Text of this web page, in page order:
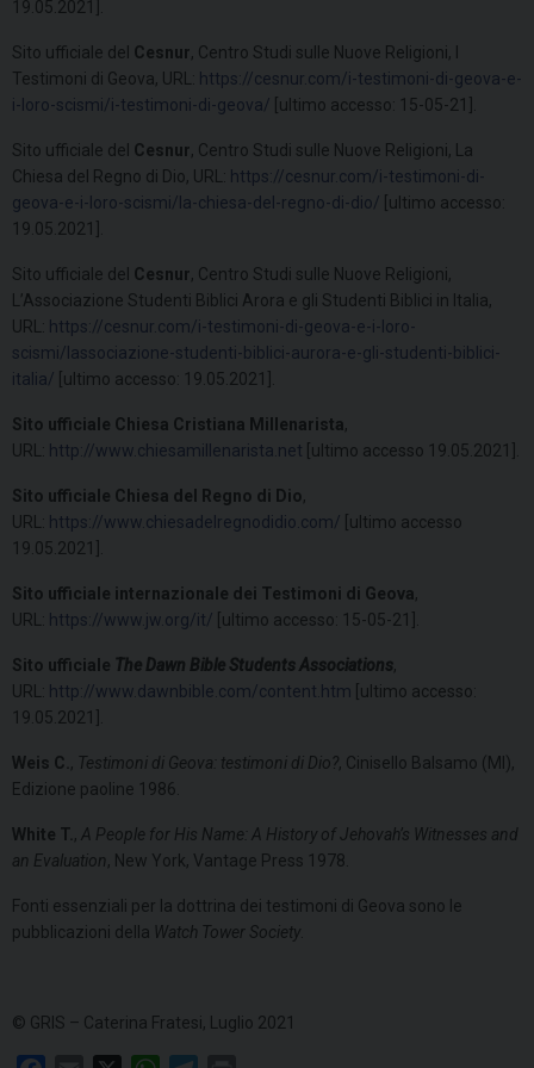
19.05.2021].
Sito ufficiale del Cesnur, Centro Studi sulle Nuove Religioni, I
Testimoni di Geova, URL: https://cesnur.com/i-testimoni-di-geova-e-
i-loro-scismi/i-testimoni-di-geova/ [ultimo accesso: 15-05-21].
Sito ufficiale del Cesnur, Centro Studi sulle Nuove Religioni, La
Chiesa del Regno di Dio, URL: https://cesnur.com/i-testimoni-di-
geova-e-i-loro-scismi/la-chiesa-del-regno-di-dio/ [ultimo accesso:
19.05.2021].
Sito ufficiale del Cesnur, Centro Studi sulle Nuove Religioni,
L’Associazione Studenti Biblici Arora e gli Studenti Biblici in Italia,
URL: https://cesnur.com/i-testimoni-di-geova-e-i-loro-
scismi/lassociazione-studenti-biblici-aurora-e-gli-studenti-biblici-
italia/ [ultimo accesso: 19.05.2021].
Sito ufficiale Chiesa Cristiana Millenarista,
URL: http://www.chiesamillenarista.net [ultimo accesso 19.05.2021].
Sito ufficiale Chiesa del Regno di Dio,
URL: https://www.chiesadelregnodidio.com/ [ultimo accesso
19.05.2021].
Sito ufficiale internazionale dei Testimoni di Geova,
URL: https://www.jw.org/it/ [ultimo accesso: 15-05-21].
Sito ufficiale The Dawn Bible Students Associations,
URL: http://www.dawnbible.com/content.htm [ultimo accesso:
19.05.2021].
Weis C. , Testimoni di Geova: testimoni di Dio?, Cinisello Balsamo (MI),
Edizione paoline 1986.
White T. , A People for His Name: A History of Jehovah’s Witnesses and
an Evaluation, New York, Vantage Press 1978.
Fonti essenziali per la dottrina dei testimoni di Geova sono le
pubblicazioni della Watch Tower Society.
© GRIS – Caterina Fratesi, Luglio 2021